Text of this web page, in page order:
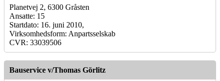
Planetvej 2, 6300 Gråsten
Ansatte: 15
Startdato: 16. juni 2010,
Virksomhedsform: Anpartsselskab
CVR: 33039506
Bauservice v/Thomas Görlitz